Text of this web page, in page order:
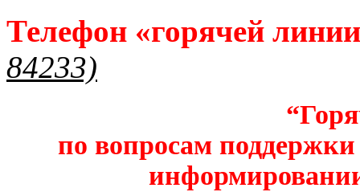
Телефон «горячей
84233)
по вопросам поддержки